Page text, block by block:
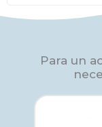
Para un